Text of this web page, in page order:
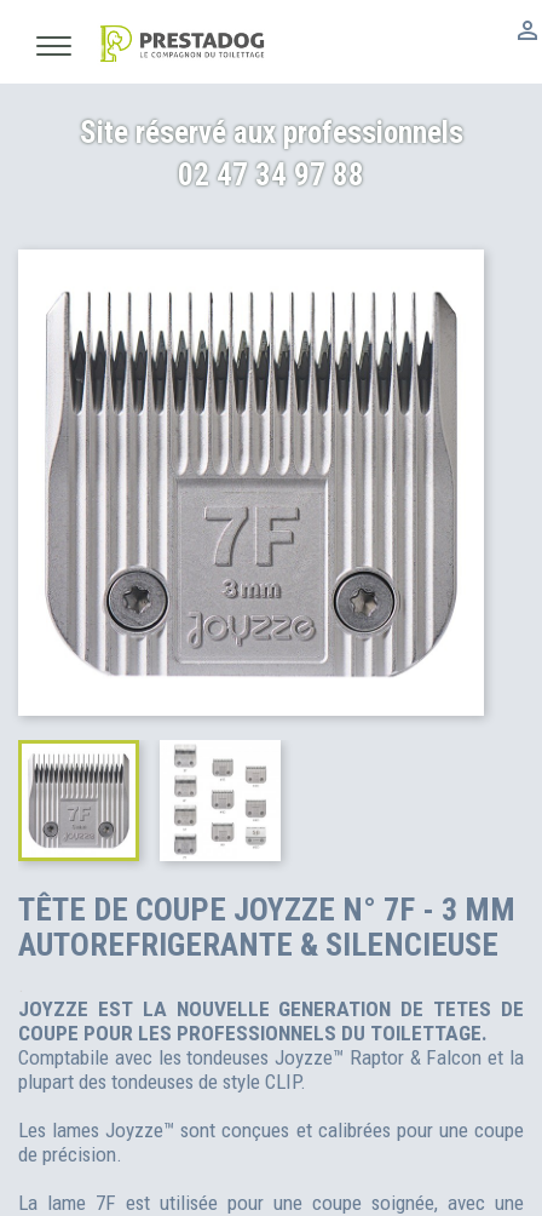

Site réservé aux professionnels
02 47 34 97 88
TÊTE DE COUPE JOYZZE N° 7F - 3 MM
AUTOREFRIGERANTE & SILENCIEUSE
JOYZZE EST LA NOUVELLE GENERATION DE TETES DE
COUPE POUR LES PROFESSIONNELS DU TOILETTAGE.
Comptabile avec les tondeuses Joyzze™ Raptor & Falcon et la
plupart des tondeuses de style CLIP.
Les lames Joyzze™ sont conçues et calibrées pour une coupe
de précision.
La lame 7F est utilisée pour une coupe soignée, avec une